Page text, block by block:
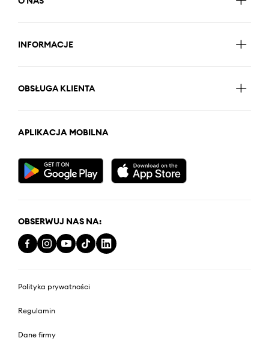
INFORMACJE
OBSŁUGA KLIENTA
APLIKACJA MOBILNA
OBSERWUJ NAS NA:
Polityka prywatności
Regulamin
Dane firmy